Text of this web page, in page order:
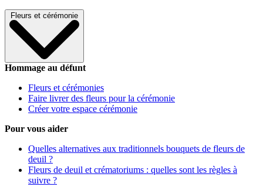
Fleurs et cérémonie
Hommage au défunt
Fleurs et cérémonies
Faire livrer des fleurs pour la cérémonie
Créer votre espace cérémonie
Pour vous aider
Quelles alternatives aux traditionnels bouquets de fleurs de
deuil ?
Fleurs de deuil et crématoriums : quelles sont les règles à
suivre ?